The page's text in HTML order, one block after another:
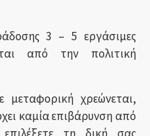
3 – 5 εργάσιμες
από την πολιτική
χρεώνεται,
καμία επιβάρυνση από